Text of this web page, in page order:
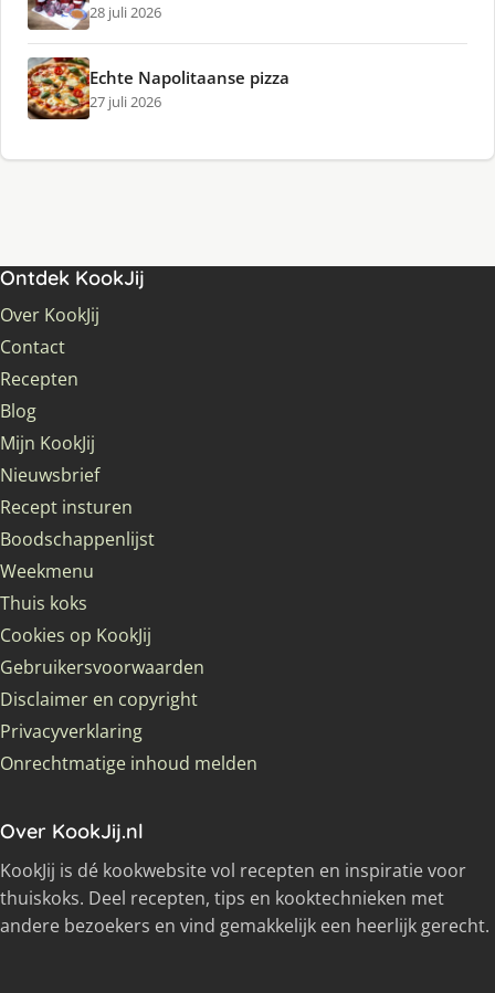
28 juli 2026
Echte Napolitaanse pizza
27 juli 2026
Ontdek KookJij
Over KookJij
Contact
Recepten
Blog
Mijn KookJij
Nieuwsbrief
Recept insturen
Boodschappenlijst
Weekmenu
Thuis koks
Cookies op KookJij
Gebruikersvoorwaarden
Disclaimer en copyright
Privacyverklaring
Onrechtmatige inhoud melden
Over KookJij.nl
KookJij is dé kookwebsite vol recepten en inspiratie voor
thuiskoks. Deel recepten, tips en kooktechnieken met
andere bezoekers en vind gemakkelijk een heerlijk gerecht.